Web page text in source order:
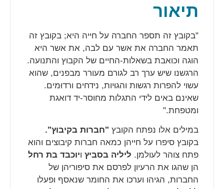
תיאור
"בקובץ זה תספר החברה על חייה היא; בקובץ זה
תאמר החברה את אשר עם לבה, את אשר היא
הוגה וכואבת בשאלות-החיים של הקבוץ והתנועה.
הרגשנו שיש ערך רב לגורם מעורר מבפנים, שהוא
עשוי להפרות רגשות והגוּיות, נידחים ורדוּמים.
שאינם באים לידי התגלות מחוסר-יד דואגת
ומטפחת."
במילים אלו נפתח הקובץ "חברות בקיבוץ".
בקובץ סיפרו על חייהן כמאה חברות קיבוצים והוא
פתח צוהר לעולמן. ליליה בסביץ ויוכבד בת רחל
הן שהגו את הרעיון לפרסם את סיפוריהן של
החברות, הגיהו וערכו את החומר שנאסף ופעלו